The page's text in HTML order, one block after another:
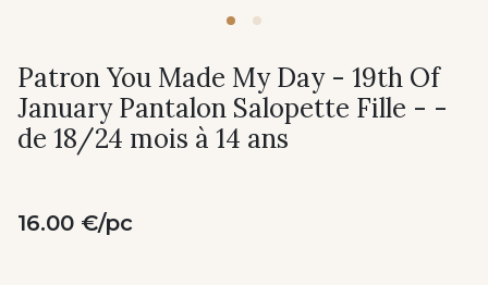
Patron You Made My Day - 19th Of
January Pantalon Salopette Fille - -
de 18/24 mois à 14 ans
16.00 €/pc